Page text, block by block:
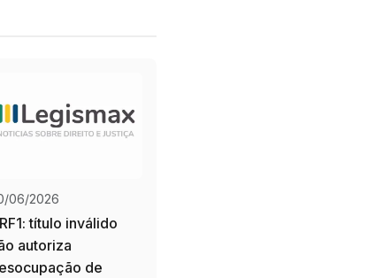
06/2026
título inválido
autoriza
de